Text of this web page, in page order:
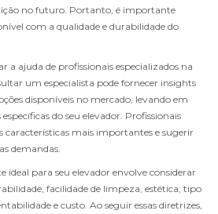
no futuro. Portanto, é importante
com a qualidade e durabilidade do
a ajuda de profissionais especializados na
um especialista pode fornecer insights
disponíveis no mercado, levando em
do seu elevador. Profissionais
características mais importantes e sugerir
demandas.
ideal para seu elevador envolve considerar
facilidade de limpeza, estética, tipo
e custo. Ao seguir essas diretrizes,